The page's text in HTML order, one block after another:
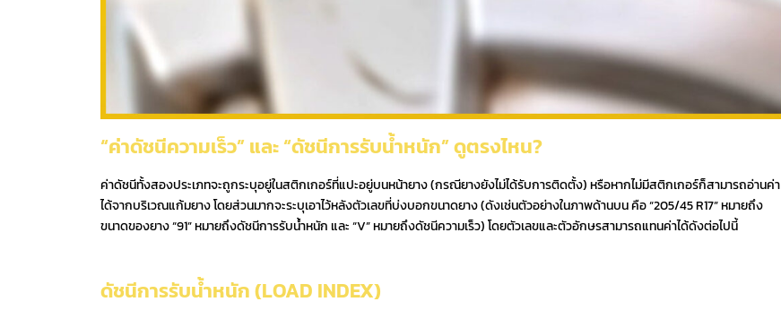
“ค่าดัชนีความเร็ว” และ “ดัชนีการรับน้ำหนัก” ดูตรงไหน?
ค่าดัชนีทั้งสองประเภทจะถูกระบุอยู่ในสติกเกอร์ที่แปะอยู่บนหน้ายาง (กรณียางยังไม่ได้รับการติดตั้ง) หรือหากไม่มีสติกเกอร์ก็สามารถอ่านค่า
ได้จากบริเวณแก้มยาง โดยส่วนมากจะระบุเอาไว้หลังตัวเลขที่บ่งบอกขนาดยาง (ดังเช่นตัวอย่างในภาพด้านบน คือ “205/45 R17” หมายถึง
ขนาดของยาง “91” หมายถึงดัชนีการรับน้ำหนัก และ “V” หมายถึงดัชนีความเร็ว) โดยตัวเลขและตัวอักษรสามารถแทนค่าได้ดังต่อไปนี้
ดัชนีการรับน้ำหนัก (LOAD INDEX)